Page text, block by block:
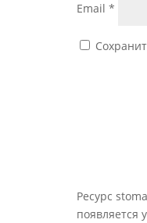
Email *
Ресурс
появляется